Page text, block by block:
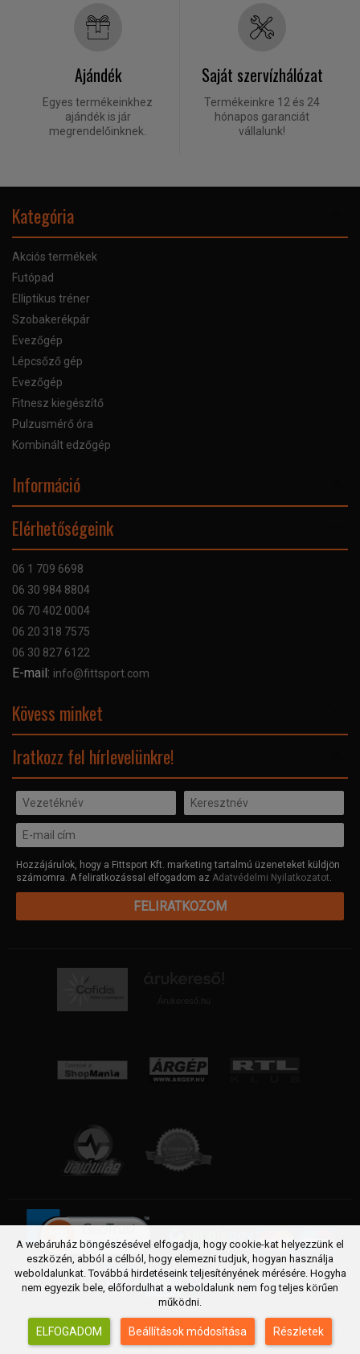
Ajándék
Egyes termékeinkhez
ajándék is jár
megrendelőinknek.
Saját szervízhálózat
Termékeinkre 12 és 24
hónapos garanciát
vállalunk!
Kategória
Akciós termékek
Futópad
Elliptikus tréner
Szobakerékpár
Evezőgép
Lépcsőző gép
Evezőgép
Fitnesz kiegészítő
Pulzusmérő óra
Kombinált edzőgép
Információ
Bankkártyás fizetés
Adatvédelmi nyilatkozat
Elérhetőségeink
06 1 709 6698
06 30 984 8804
06 70 402 0004
06 20 318 7575
06 30 827 6122
E-mail: info@fittsport.com
Kövess minket
Iratkozz fel hírlevelünkre!
Hozzájárulok, hogy a Fittsport Kft. marketing tartalmú üzeneteket küldjön
számomra. A feliratkozással elfogadom az Adatvédelmi Nyilatkozatot.
FELIRATKOZOM
Copyright © 2005 - 2026 FittSport webáruház. Futópad, Futógép,
Elliptika, Kondigép, sportszer
A webáruház böngészésével elfogadja, hogy cookie-kat helyezzünk el
eszközén, abból a célból, hogy elemezni tudjuk, hogyan használja
weboldalunkat. Továbbá hirdetéseink teljesítényének mérésére. Hogyha
nem egyezik bele, előfordulhat a weboldalunk nem fog teljes körűen
működni.
ELFOGADOM Beállítások módosítása Részletek